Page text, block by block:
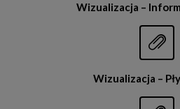
Wizualizacja –


Wizualizacja –